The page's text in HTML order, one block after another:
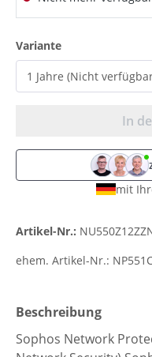
Varianteauswählen
In
mit
Artikel-Nr.:
ehem. Artikel-Nr.:
Beschreibung
Sophos Network